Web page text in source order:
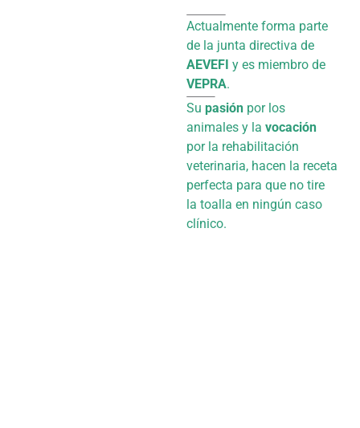
Actualmente forma parte
de la junta directiva de
AEVEFI y es miembro de
VEPRA.
Supasión por los
animales y lavocación
por la rehabilitación
veterinaria, hacen la receta
perfecta para que no tire
la toalla en ningún caso
clínico.